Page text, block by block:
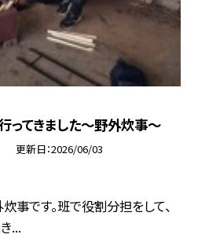
行ってきました～野外炊事～
更新日 2026/06/03
事です。班で役割分担をして、
...